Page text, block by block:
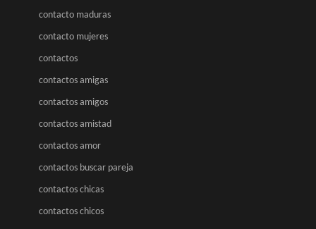
contacto maduras
contacto mujeres
contactos
contactos amigas
contactos amigos
contactos amistad
contactos amor
contactos buscar pareja
contactos chicas
contactos chicos